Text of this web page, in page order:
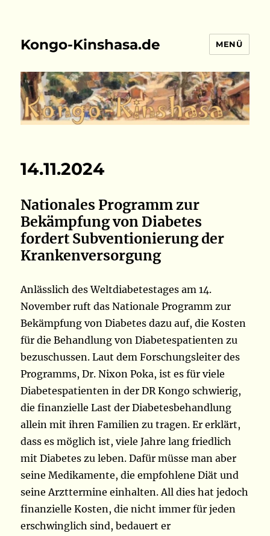
Kongo-Kinshasa.de MENÜ
14.11.2024
Nationales Programm zur
Bekämpfung von Diabetes
fordert Subventionierung der
Krankenversorgung
Anlässlich des Weltdiabetestages am 14.
November ruft das Nationale Programm zur
Bekämpfung von Diabetes dazu auf, die Kosten
für die Behandlung von Diabetespatienten zu
bezuschussen. Laut dem Forschungsleiter des
Programms, Dr. Nixon Poka, ist es für viele
Diabetespatienten in der DR Kongo schwierig,
die finanzielle Last der Diabetesbehandlung
allein mit ihren Familien zu tragen. Er erklärt,
dass es möglich ist, viele Jahre lang friedlich
mit Diabetes zu leben. Dafür müsse man aber
seine Medikamente, die empfohlene Diät und
seine Arzttermine einhalten. All dies hat jedoch
finanzielle Kosten, die nicht immer für jeden
erschwinglich sind, bedauert er